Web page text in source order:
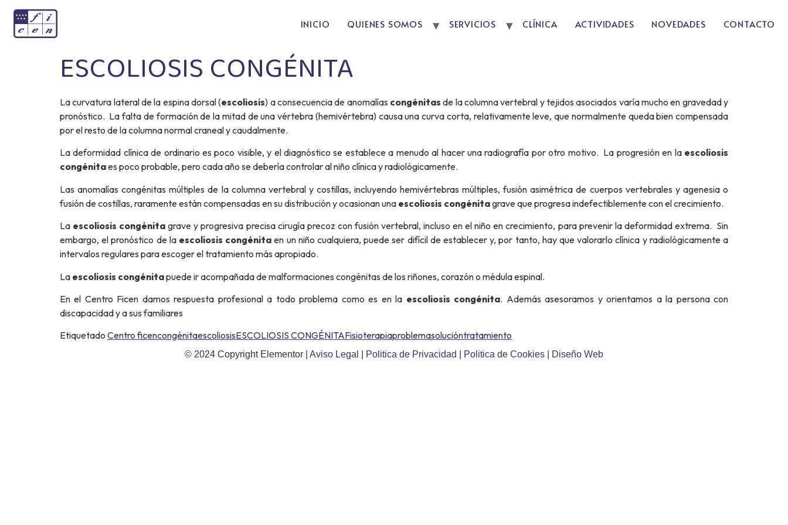
INICIO QUIENES SOMOS SERVICIOS CLÍNICA ACTIVIDADES NOVEDADES CONTACTO
ESCOLIOSIS CONGÉNITA
La curvatura lateral de la espina dorsal (escoliosis) a consecuencia de anomalías congénitas de la columna vertebral y tejidos asociados varía mucho en gravedad y
pronóstico. La falta de formación de la mitad de una vértebra (hemivértebra) causa una curva corta, relativamente leve, que normalmente queda bien compensada
por el resto de la columna normal craneal y caudalmente.
La deformidad clínica de ordinario es poco visible, y el diagnóstico se establece a menudo al hacer una radiografía por otro motivo. La progresión en la escoliosis
congénitaes poco probable, pero cada año se debería controlar al niño clínica y radiológicamente.
Las anomalías congénitas múltiples de la columna vertebral y costillas, incluyendo hemivértebras múltiples, fusión asimétrica de cuerpos vertebrales y agenesia o
fusión de costillas, raramente están compensadas en su distribución y ocasionan una escoliosis congénitagrave que progresa indefectiblemente con el crecimiento.
La escoliosis congénita grave y progresiva precisa cirugía precoz con fusión vertebral, incluso en el niño en crecimiento, para prevenir la deformidad extrema. Sin
embargo, el pronóstico de la escoliosis congénita en un niño cualquiera, puede ser difícil de establecer y, por tanto, hay que valorarlo clínica y radiológicamente a
intervalos regulares para escoger el tratamiento más apropiado.
La escoliosis congénitapuede ir acompañada de malformaciones congénitas de los riñones, corazón o médula espinal.
En el Centro Ficen damos respuesta profesional a todo problema como es en la escoliosis congénita. Además asesoramos y orientamos a la persona con
discapacidad y a sus familiares
Etiquetado Centro ficencongénitaescoliosisESCOLIOSIS CONGÉNITAFisioterapiaproblemasolucióntratamiento
© 2024 Copyright Elementor | Aviso Legal Politica de Privacidad Politica de Cookies Diseño Web